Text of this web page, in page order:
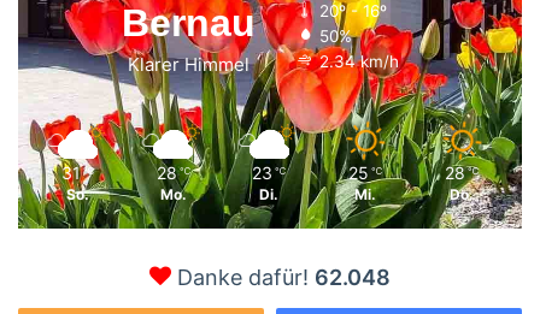
Bernau
Klarer Himmel
20º - 16º
50%
2.34 km/h
31 ℃
So.
28 ℃
Mo.
23 ℃
Di.
25 ℃
Mi.
28 ℃
Do.
Danke dafür! 62.048